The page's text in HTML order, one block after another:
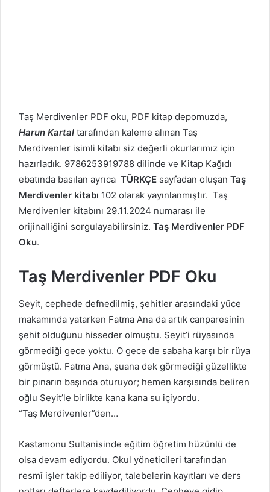
Taş Merdivenler PDF oku, PDF kitap depomuzda,
Harun Kartal tarafından kaleme alınan Taş
Merdivenler isimli kitabı siz değerli okurlarımız için
hazırladık. 9786253919788 dilinde ve Kitap Kağıdı
ebatında basılan ayrıca TÜRKÇE sayfadan oluşan Taş
Merdivenler kitabı 102 olarak yayınlanmıştır. Taş
Merdivenler kitabını 29.11.2024 numarası ile
orijinalliğini sorgulayabilirsiniz. Taş Merdivenler PDF
Oku.
Taş Merdivenler PDF Oku
Seyit, cephede defnedilmiş, şehitler arasındaki yüce
makamında yatarken Fatma Ana da artık canparesinin
şehit olduğunu hisseder olmuştu. Seyit’i rüyasında
görmediği gece yoktu. O gece de sabaha karşı bir rüya
görmüştü. Fatma Ana, şuana dek görmediği güzellikte
bir pınarın başında oturuyor; hemen karşısında beliren
oğlu Seyit’le birlikte kana kana su içiyordu.
“Taş Merdivenler”den…
Kastamonu Sultanisinde eğitim öğretim hüzünlü de
olsa devam ediyordu. Okul yöneticileri tarafından
resmî işler takip ediliyor, talebelerin kayıtları ve ders